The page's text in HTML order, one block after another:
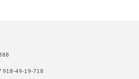
918-49-19-718